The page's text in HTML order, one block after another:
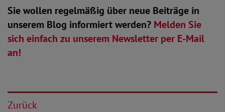
Sie wollen regelmäßig über neue Beiträge in
unserem Blog informiert werden? Melden Sie
sich einfach zu unserem Newsletter per E-Mail
an!
Zurück